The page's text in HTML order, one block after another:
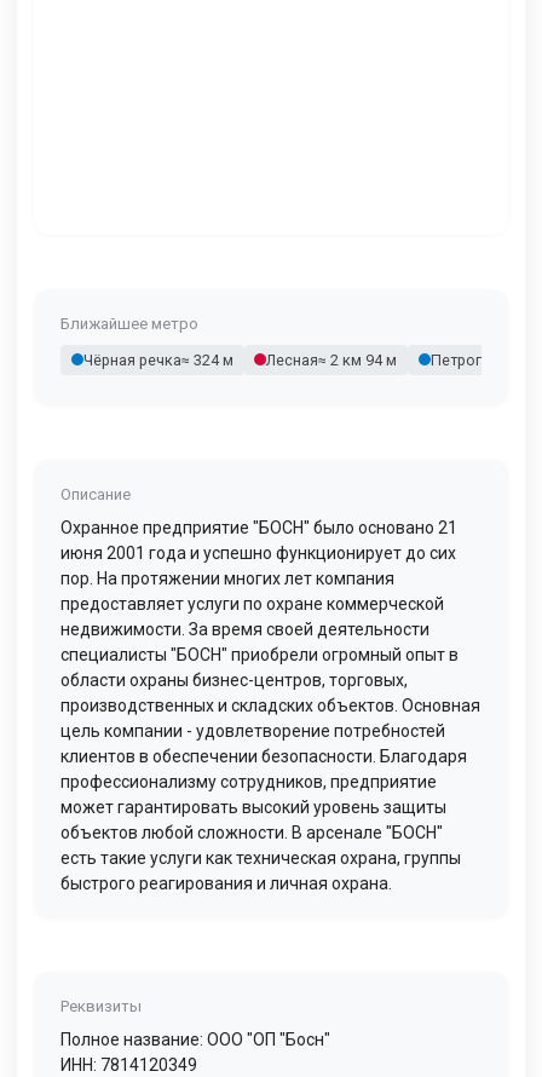
Ближайшее метро
Чёрная речка≈ 324 м Лесная≈ 2 км 94 м Петроградская
Описание
Охранное предприятие "БОСН" было основано 21
июня 2001 года и успешно функционирует до сих
пор. На протяжении многих лет компания
предоставляет услуги по охране коммерческой
недвижимости. За время своей деятельности
специалисты "БОСН" приобрели огромный опыт в
области охраны бизнес-центров, торговых,
производственных и складских объектов. Основная
цель компании - удовлетворение потребностей
клиентов в обеспечении безопасности. Благодаря
профессионализму сотрудников, предприятие
может гарантировать высокий уровень защиты
объектов любой сложности. В арсенале "БОСН"
есть такие услуги как техническая охрана, группы
быстрого реагирования и личная охрана.
Реквизиты
Полное название: ООО "ОП "Босн"
ИНН: 7814120349